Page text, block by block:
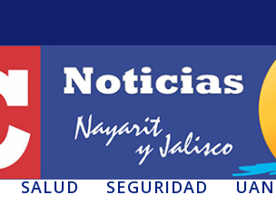
SALUD SEGURIDAD UAN